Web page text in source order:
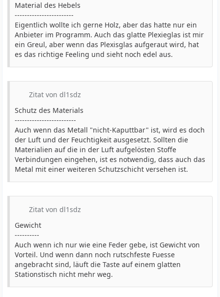
Material des Hebels
------------------------
Eigentlich wollte ich gerne Holz, aber das hatte nur ein
Anbieter im Programm. Auch das glatte Plexieglas ist mir
ein Greul, aber wenn das Plexisglas aufgeraut wird, hat
es das richtige Feeling und sieht noch edel aus.
Zitat von dl1sdz
Schutz des Materials
-------------------------
Auch wenn das Metall "nicht-Kaputtbar" ist, wird es doch
der Luft und der Feuchtigkeit ausgesetzt. Sollten die
Materialien auf die in der Luft aufgelösten Stoffe
Verbindungen eingehen, ist es notwendig, dass auch das
Metal mit einer weiteren Schutzschicht versehen ist.
Zitat von dl1sdz
Gewicht
----------
Auch wenn ich nur wie eine Feder gebe, ist Gewicht von
Vorteil. Und wenn dann noch rutschfeste Fuesse
angebracht sind, läuft die Taste auf einem glatten
Stationstisch nicht mehr weg.